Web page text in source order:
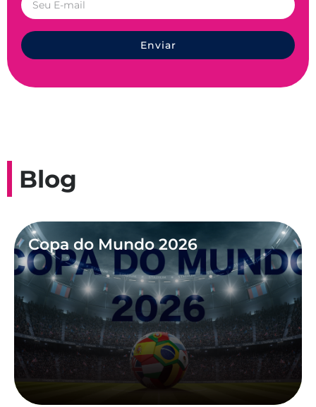
Enviar
Blog
Copa do Mundo 2026